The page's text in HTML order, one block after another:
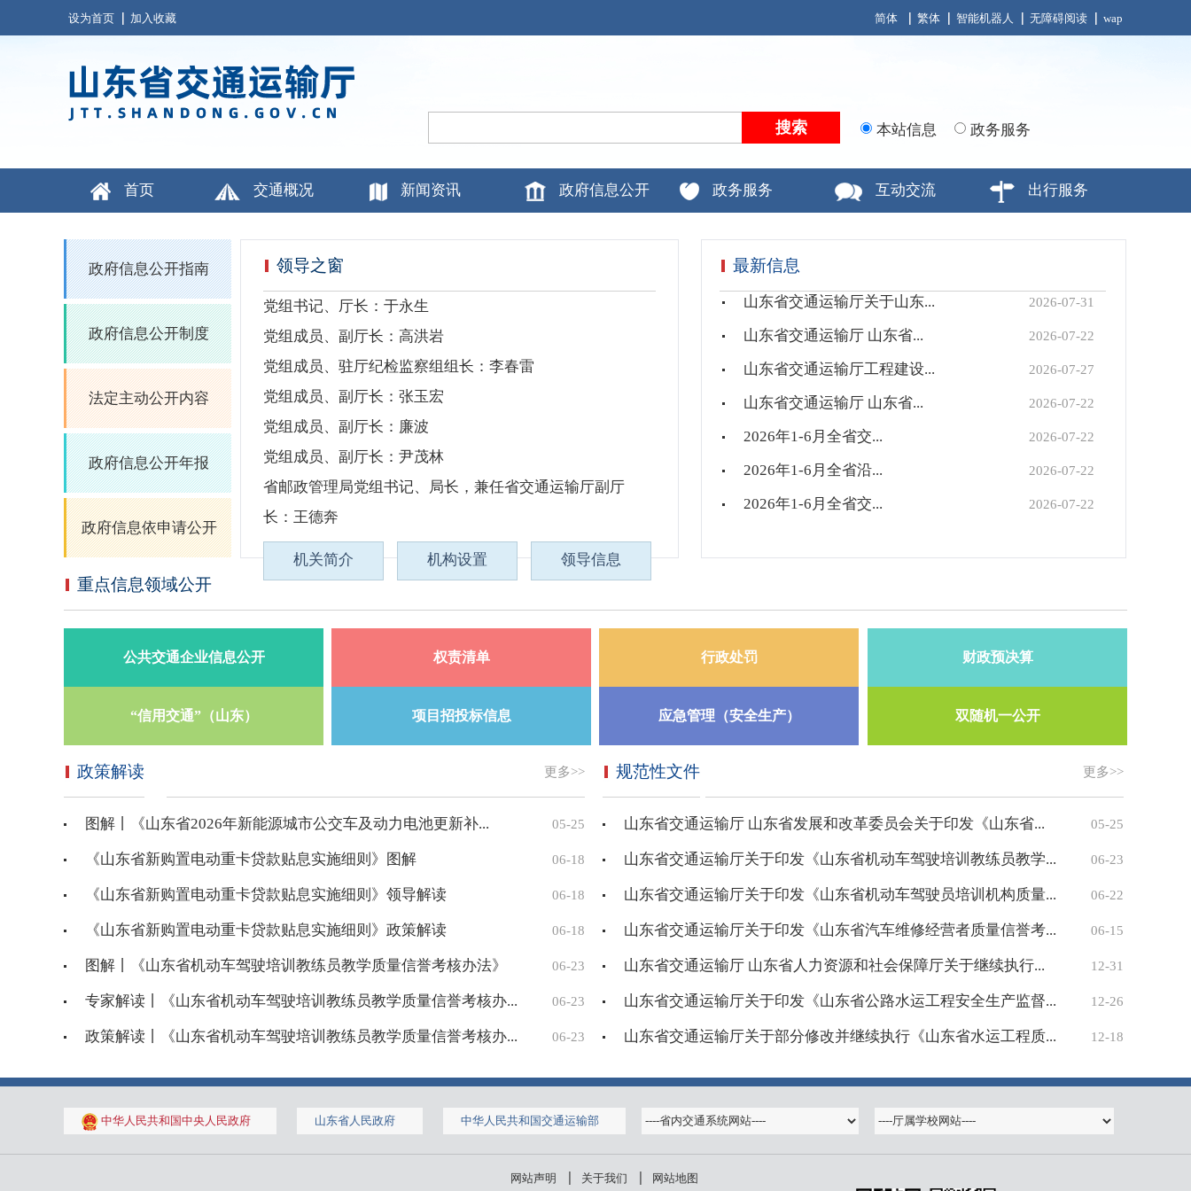
设为首页 加入收藏 简体 繁体 智能机器人 无障碍阅读 wap
本站信息 政务服务
首页 交通概况 新闻资讯 政府信息公开 政务服务 互动交流 出行服务
政府信息公开指南
政府信息公开制度
法定主动公开内容
政府信息公开年报
政府信息依申请公开
领导之窗
党组书记、厅长：于永生
党组成员、副厅长：高洪岩
党组成员、驻厅纪检监察组组长：李春雷
党组成员、副厅长：张玉宏
党组成员、副厅长：廉波
党组成员、副厅长：尹茂林
省邮政管理局党组书记、局长，兼任省交通运输厅副厅
长：王德奔
机关简介 机构设置 领导信息
最新信息
重点信息领域公开
公共交通企业信息公开 权责清单 行政处罚 财政预决算
“信用交通”（山东） 项目招投标信息 应急管理（安全生产） 双随机一公开
政策解读 更多>>
图解丨《山东省2026年新能源城市公交车及动力电池更新补... 05-25
《山东省新购置电动重卡贷款贴息实施细则》图解 06-18
《山东省新购置电动重卡贷款贴息实施细则》领导解读 06-18
《山东省新购置电动重卡贷款贴息实施细则》政策解读 06-18
图解丨《山东省机动车驾驶培训教练员教学质量信誉考核办法》 06-23
专家解读丨《山东省机动车驾驶培训教练员教学质量信誉考核办... 06-23
政策解读丨《山东省机动车驾驶培训教练员教学质量信誉考核办... 06-23
规范性文件 更多>>
山东省交通运输厅 山东省发展和改革委员会关于印发《山东省... 05-25
山东省交通运输厅关于印发《山东省机动车驾驶培训教练员教学... 06-23
山东省交通运输厅关于印发《山东省机动车驾驶员培训机构质量... 06-22
山东省交通运输厅关于印发《山东省汽车维修经营者质量信誉考... 06-15
山东省交通运输厅 山东省人力资源和社会保障厅关于继续执行... 12-31
山东省交通运输厅关于印发《山东省公路水运工程安全生产监督... 12-26
山东省交通运输厅关于部分修改并继续执行《山东省水运工程质... 12-18
中华人民共和国中央人民政府 山东省人民政府 中华人民共和国交通运输部
网站声明 关于我们 网站地图